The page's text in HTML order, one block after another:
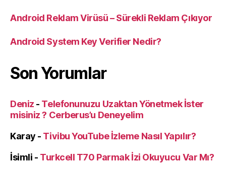
Android Reklam Virüsü – Sürekli Reklam Çıkıyor
Android System Key Verifier Nedir?
Son Yorumlar
Deniz - Telefonunuzu Uzaktan Yönetmek İster
misiniz ? Cerberus’u Deneyelim
Karay - Tivibu YouTube İzleme Nasıl Yapılır?
İsimli - Turkcell T70 Parmak İzi Okuyucu Var Mı?